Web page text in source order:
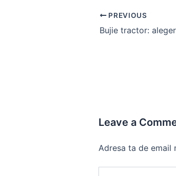
Post
navigation
PREVIOUS
Leave a
Adresa ta de email